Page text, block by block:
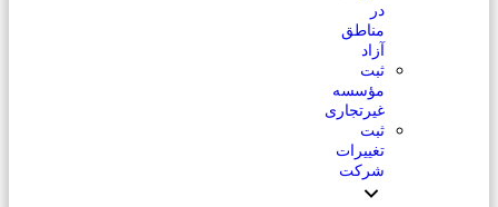
در
مناطق
آزاد
ثبت
مؤسسه
غیرتجاری
ثبت
تغییرات
شرکت